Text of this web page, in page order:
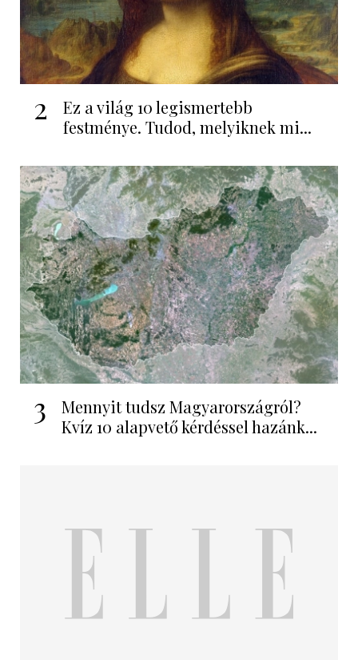
2
Ez a világ 10 legismertebb
festménye. Tudod, melyiknek mi...
3
Mennyit tudsz Magyarországról?
Kvíz 10 alapvető kérdéssel hazánk...